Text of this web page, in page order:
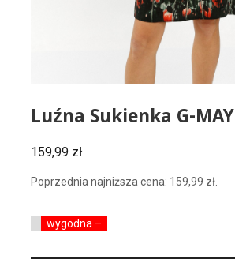
Luźna Sukienka G-MAY
159,99 zł
Poprzednia najniższa cena: 159,99 zł.
wygodna –